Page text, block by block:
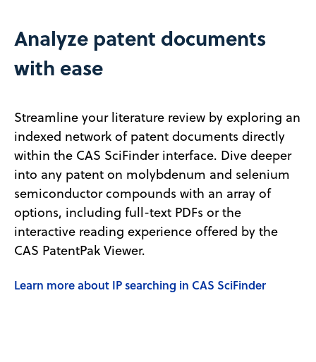
Analyze patent documents
with ease
Streamline your literature review by exploring an
indexed network of patent documents directly
within the CAS SciFinder interface. Dive deeper
into any patent on molybdenum and selenium
semiconductor compounds with an array of
options, including full-text PDFs or the
interactive reading experience offered by the
CAS PatentPak Viewer.
Learn more about IP searching in CAS SciFinder